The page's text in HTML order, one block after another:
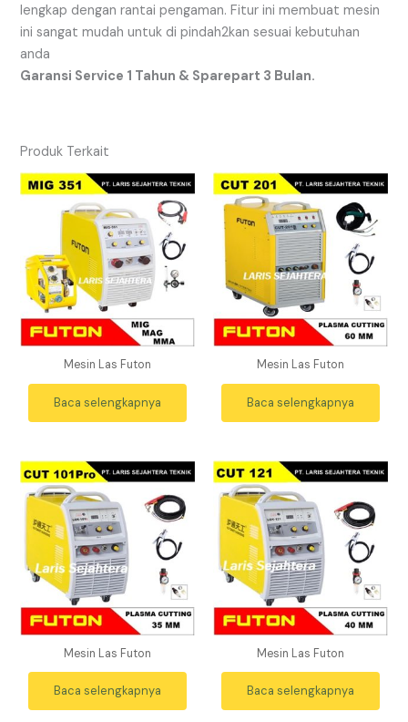
lengkap dengan rantai pengaman. Fitur ini membuat mesin
ini sangat mudah untuk di pindah2kan sesuai kebutuhan
anda
Garansi Service 1 Tahun & Sparepart 3 Bulan.
Produk Terkait
Mesin Las Futon
Baca selengkapnya
Mesin Las Futon
Baca selengkapnya
Mesin Las Futon
Baca selengkapnya
Mesin Las Futon
Baca selengkapnya